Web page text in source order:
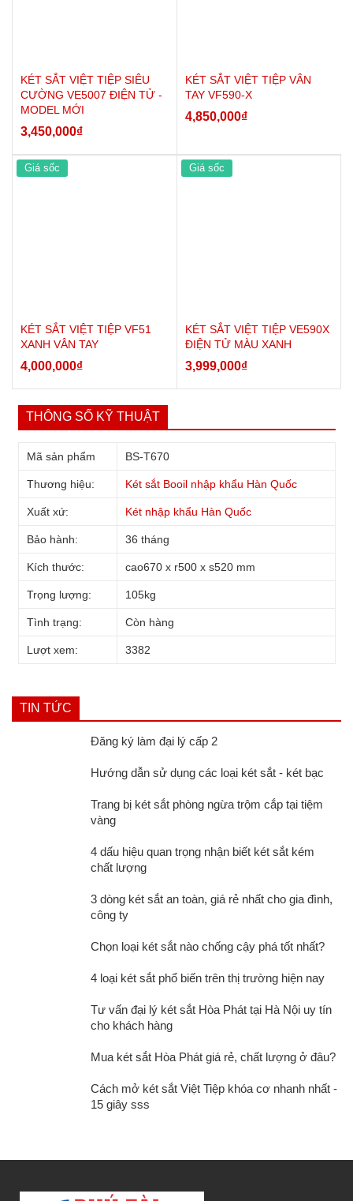
KÉT SẮT VIỆT TIỆP SIÊU
CƯỜNG VE5007 ĐIỆN TỬ -
MODEL MỚI
3,450,000₫
KÉT SẮT VIỆT TIỆP VÂN
TAY VF590-X
4,850,000₫
Giá sốc
KÉT SẮT VIỆT TIỆP VF51
XANH VÂN TAY
4,000,000₫
Giá sốc
KÉT SẮT VIỆT TIỆP VE590X
ĐIỆN TỬ MÀU XANH
3,999,000₫
THÔNG SỐ KỸ THUẬT
Mã sản phẩm BS-T670
Thương hiệu: Két sắt Booil nhập khẩu Hàn Quốc
Xuất xứ: Két nhập khẩu Hàn Quốc
Bảo hành: 36 tháng
Kích thước: cao670 x r500 x s520 mm
Trọng lượng: 105kg
Tình trạng: Còn hàng
Lượt xem: 3382
TIN TỨC
Đăng ký làm đại lý cấp 2
Hướng dẫn sử dụng các loại két sắt - két bạc
Trang bị két sắt phòng ngừa trộm cắp tại tiệm
vàng
4 dấu hiệu quan trọng nhận biết két sắt kém
chất lượng
3 dòng két sắt an toàn, giá rẻ nhất cho gia đình,
công ty
Chọn loại két sắt nào chống cậy phá tốt nhất?
4 loại két sắt phổ biến trên thị trường hiện nay
Tư vấn đại lý két sắt Hòa Phát tại Hà Nội uy tín
cho khách hàng
Mua két sắt Hòa Phát giá rẻ, chất lượng ở đâu?
Cách mở két sắt Việt Tiệp khóa cơ nhanh nhất -
15 giây sss